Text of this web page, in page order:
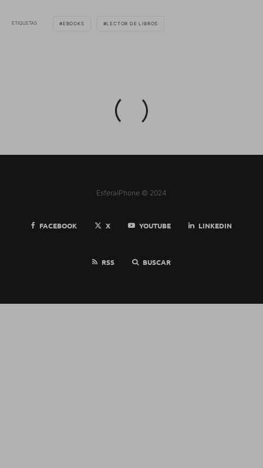
ETIQUETAS EBOOKS LECTOR DE LIBROS
EsferaiPhone © 2024
FACEBOOK X YOUTUBE LINKEDIN
RSS BUSCAR